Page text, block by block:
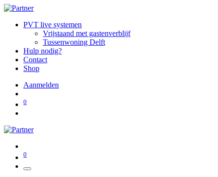
PVT live systemen
Vrijstaand met gastenverblijf
Tussenwoning Delft
Hulp nodig?
Contact
Shop
Aanmelden
0
0